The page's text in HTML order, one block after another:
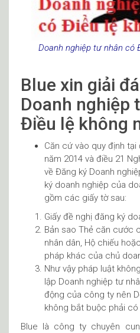
Doanh nghiệp tư nhân có
Blue xin giải
Doanh nghiệp
Điều lệ không
Căn cứ vào quy định tại
năm 2014 và điều 21
về Đăng ký Doanh
ký doanh nghiệp của
gồm các giấy tờ sau:
Giấy đề nghị đăng ký
Bản sao Thẻ căn cước
nhân dân, Hộ chiếu
pháp khác của chủ
Như vậy pháp luật
lập Doanh nghiệp tư
động của công ty nên
không bắt buộc phải có
Blue là công ty chuyên